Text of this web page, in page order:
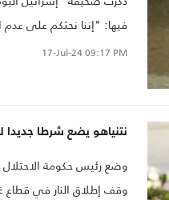
فيها: "إننا نحثكم على
الصفقة، وندعمكم
17-Jul-2409:17 PM
نتنياهو يضع شرطا
وضع رئيس حكومة الاحتلال
وقف إطلاق النار في قطاع